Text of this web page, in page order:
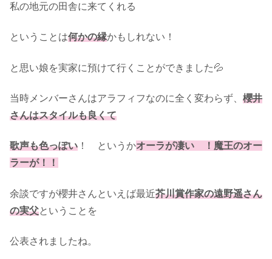
私の地元の田舎に来てくれる
ということは何かの縁かもしれない！
と思い娘を実家に預けて行くことができました💦
当時メンバーさんはアラフィフなのに全く変わらず、 櫻井
さんはスタイルも良くて
歌声も色っぽい ！ というかオーラが凄い ！魔王のオー
ラーが！！
余談ですが櫻井さんといえば最近芥川賞作家の遠野遥さん
の実父ということを
公表されましたね。